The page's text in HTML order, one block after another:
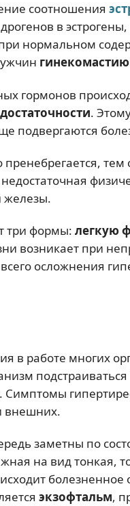
соотношения
в эстрогены,
нормальном
гинекомастию
гормонов
.
подвергаются
пренебрегается,
железы.
три формы: легкую
возникает при
осложнения
в работе многих
внешних.
заметны по
на вид тонкая,
болезненное
экзофтальм,